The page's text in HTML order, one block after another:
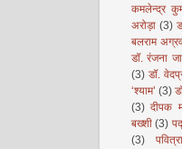
कमलेन्द्र
अरोड़ा (3)
बलराम
डॉ. रंजना
(3) डॉ.
‘श्याम’ (3)
(3) दीपक
बख्शी (3)
(3)